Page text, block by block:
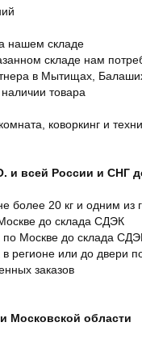
нашем складе
складе нам
в Мытищах,
наличии товара
коворкинг и
и всей России и СНГ
более 20 кг и одним из
до склада СДЭК
по Москве до склада
регионе или до двери
заказов
Московской области